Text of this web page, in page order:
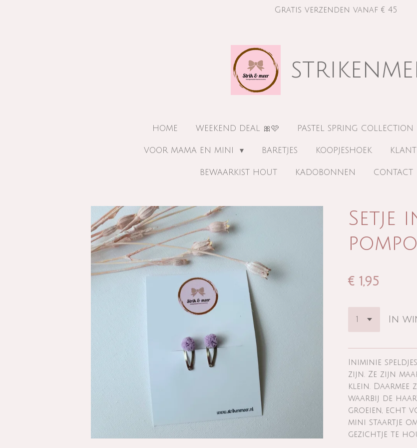
Gratis verzenden vanaf € 45
HOME WEEKEND DEAL 🎀🩷 PASTEL SPRING COLLECTION
VOOR MAMA EN MINI BARETJES KOOPJESHOEK
BEWAARKIST HOUT KADOBONNEN CONTACT
Setje
€ 1,95
In
Iniminie
zijn. Ze zijn
klein. Daarmee
waarbij de
groeien, echt
mini staartje
gezichtje te